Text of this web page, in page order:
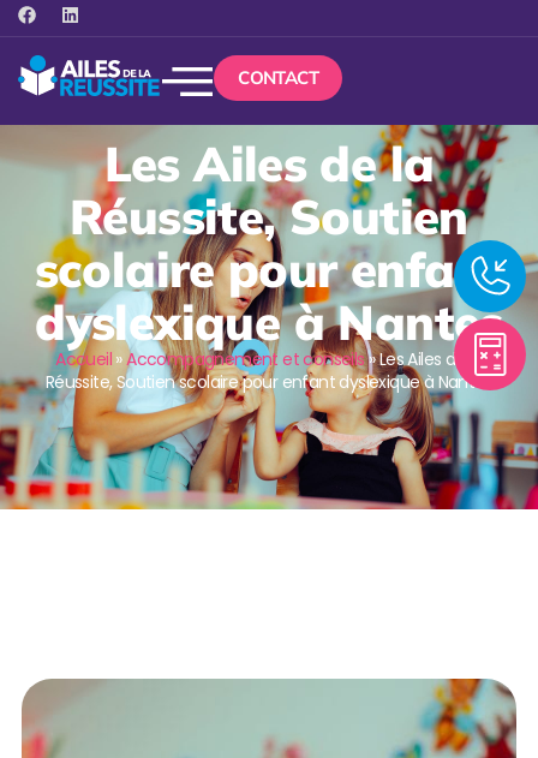
CONTACT
Les Ailes de la
Réussite, Soutien
scolaire pour enfant
dyslexique à Nantes
Accueil»Accompagnement et conseils»Les Ailes de la
Réussite, Soutien scolaire pour enfant dyslexique à Nantes